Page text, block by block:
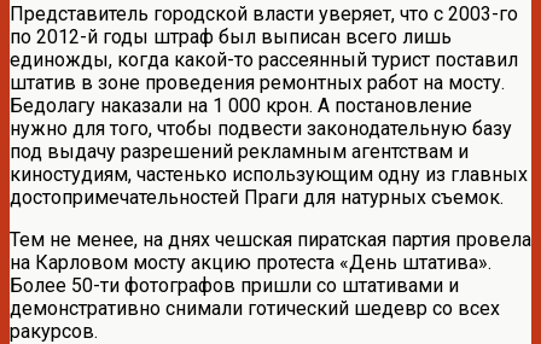
Представитель городской власти уверяет, что с 2003-го
по 2012-й годы штраф был выписан всего лишь
единожды, когда какой-то рассеянный турист поставил
штатив в зоне проведения ремонтных работ на мосту.
Бедолагу наказали на 1 000 крон. А постановление
нужно для того, чтобы подвести законодательную базу
под выдачу разрешений рекламным агентствам и
киностудиям, частенько использующим одну из главных
достопримечательностей Праги для натурных съемок.
Тем не менее, на днях чешская пиратская партия провела
на Карловом мосту акцию протеста «День штатива».
Более 50-ти фотографов пришли со штативами и
демонстративно снимали готический шедевр со всех
ракурсов.